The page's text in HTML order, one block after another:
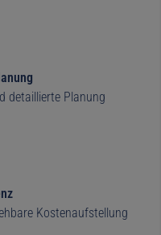
detaillierte Planung
Kostenaufstellung